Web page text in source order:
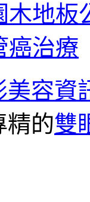
木地板
癌治療
美容資
精的雙